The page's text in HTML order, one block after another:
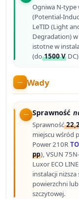
Ogniwa N-type
(Potential-
LeTID (Light
Degradation)
istotne w
(do1500 V
Wady
Sprawność
Sprawność
miejscu wśród
Power 210R
pp), VSUN
Luxor ECO
instalacji
powierzchni
szczytowej.